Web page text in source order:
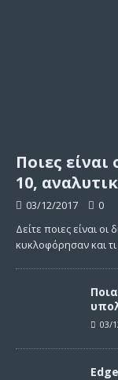
Ποιες
10,
03/12/2017
0
Δείτε ποιες είναι
κυκλοφόρησαν και
03/